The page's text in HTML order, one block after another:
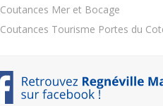
Coutances Mer et Bocage
Coutances Tourisme Portes du